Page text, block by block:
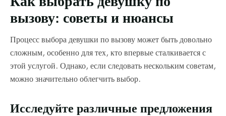
вызову: советы и нюансы
Процесс выбора девушки по вызову может быть довольно
сложным, особенно для тех, кто впервые сталкивается с
этой услугой. Однако, если следовать нескольким советам,
можно значительно облегчить выбор.
Исследуйте различные предложения